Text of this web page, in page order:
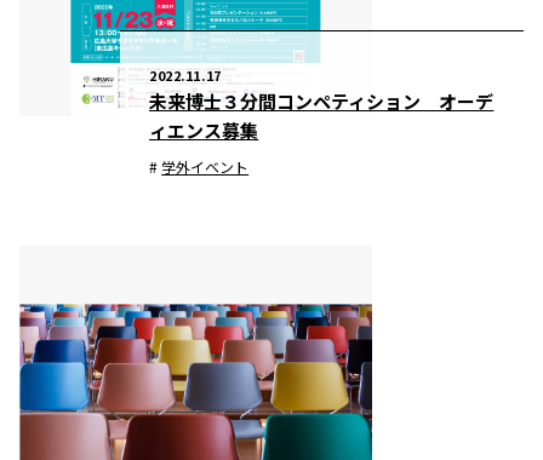
2022.11.17
未来博士３分間コンペティション オーデ
ィエンス募集
学外イベント